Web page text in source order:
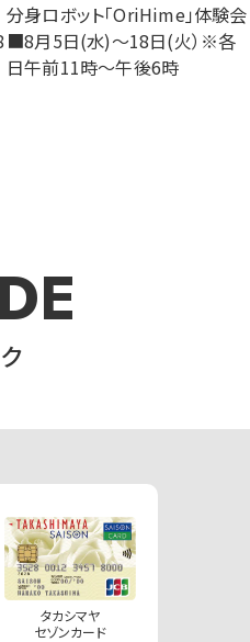
分身ロボット「OriHime」体験会
■8月5日(水)～18日(火）※各
日午前11時～午後6時
タカシマヤ
セゾンカード